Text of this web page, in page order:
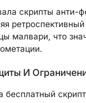
скрипты анти-
малвари, что
И
бесплатный